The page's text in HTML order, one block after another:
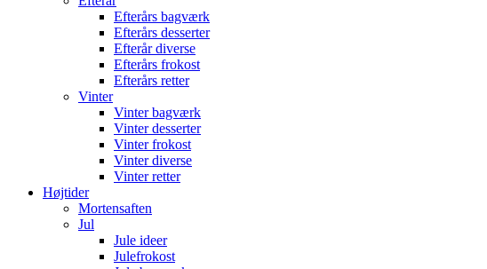
Efterårs bagværk
Efterårs desserter
Efterår diverse
Efterårs frokost
Efterårs retter
Vinter
Vinter bagværk
Vinter desserter
Vinter frokost
Vinter diverse
Vinter retter
Højtider
Mortensaften
Jul
Jule ideer
Julefrokost